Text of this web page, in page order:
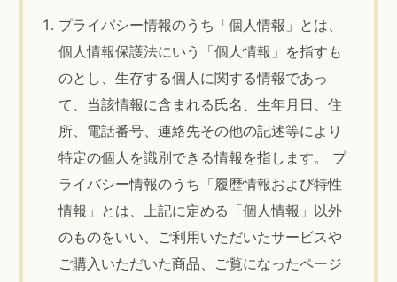
プライバシー情報のうち「個人情報」とは、
個人情報保護法にいう「個人情報」を指すも
のとし、生存する個人に関する情報であっ
て、当該情報に含まれる氏名、生年月日、住
所、電話番号、連絡先その他の記述等により
特定の個人を識別できる情報を指します。 プ
ライバシー情報のうち「履歴情報および特性
情報」とは、上記に定める「個人情報」以外
のものをいい、ご利用いただいたサービスや
ご購入いただいた商品、ご覧になったページ